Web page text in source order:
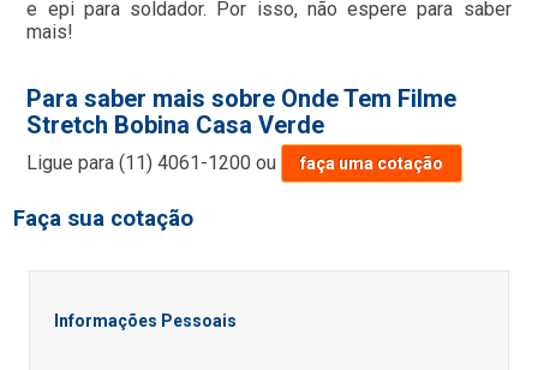
e epi para soldador. Por isso, não espere para saber
mais!
Para saber mais sobre Onde Tem Filme
Stretch Bobina Casa Verde
Ligue para(11) 4061-1200 ou faça uma cotação
Faça sua cotação
Informações Pessoais